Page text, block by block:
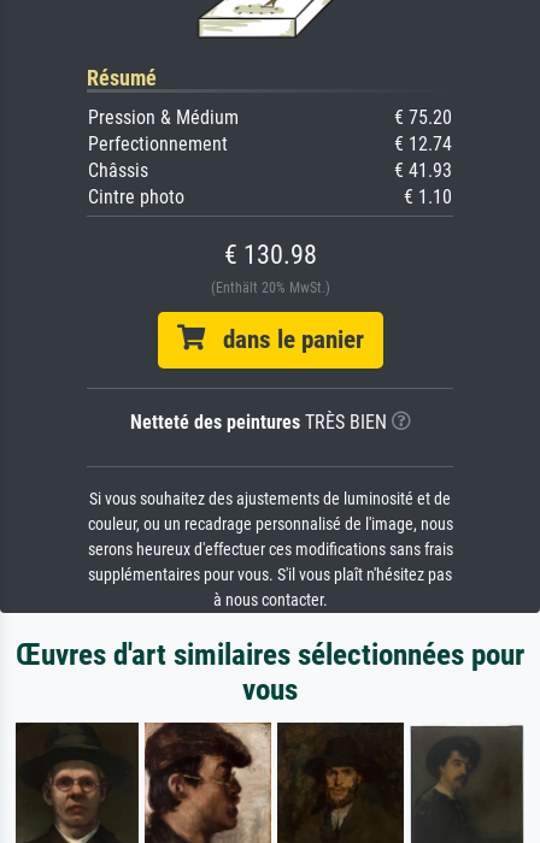
Résumé
Pression & Médium
€ 75.20
Perfectionnement
€ 12.74
Châssis
€ 41.93
Cintre photo
€ 1.10
€ 130.98
(Enthält 20% MwSt.)
dans le panier
Netteté des peinturesTRÈS BIEN
Si vous souhaitez des ajustements de luminosité et de
couleur, ou un recadrage personnalisé de l'image, nous
serons heureux d'effectuer ces modifications sans frais
supplémentaires pour vous. S'il vous plaît n'hésitez pas
à nous contacter.
Œuvres d'art similaires sélectionnées pour
vous